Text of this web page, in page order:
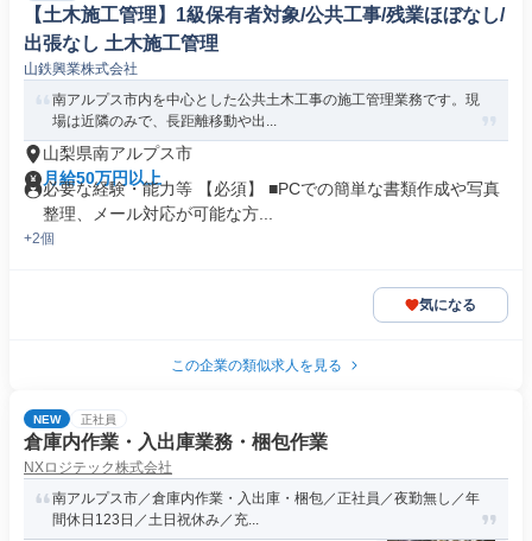
【土木施工管理】1級保有者対象/公共工事/残業ほぼなし/
出張なし 土木施工管理
山鉄興業株式会社
南アルプス市内を中心とした公共土木工事の施工管理業務です。現
場は近隣のみで、長距離移動や出...
山梨県南アルプス市
月給50万円以上
必要な経験・能力等 【必須】 ■PCでの簡単な書類作成や写真
整理、メール対応が可能な方...
+2個
気になる
この企業の類似求人を見る
NEW 正社員
倉庫内作業・入出庫業務・梱包作業
NXロジテック株式会社
南アルプス市／倉庫内作業・入出庫・梱包／正社員／夜勤無し／年
間休日123日／土日祝休み／充...